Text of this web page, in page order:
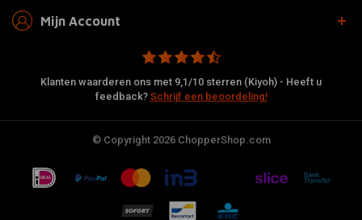
Mijn Account
Klanten waarderen ons met 9,1/10 sterren (Kiyoh) - Heeft u
feedback? Schrijf een beoordeling!
© Copyright 2026 ChopperShop.com